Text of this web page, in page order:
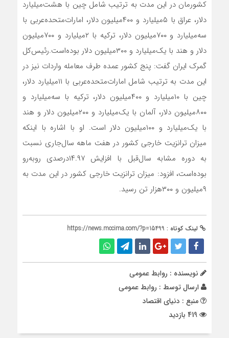
کشورمان در این مدت به ترتیب شامل چین با هشت‌میلیارد
دلار، عراق با ۵‌میلیارد و ۴۰۰‌میلیون دلار، امارات‌متحده‌عربی با
سه‌میلیارد و ۷۰۰‌میلیون دلار، ترکیه با ۲‌میلیارد و ۷۰۰‌میلیون
دلار و هند با یک‌میلیارد و ۳۰۰‌میلیون دلار بوده‌است.رئیس‌کل
گمرک ایران گفت: پنج کشور عمده طرف معامله واردات نیز در
این مدت به ترتیب شامل امارات‌متحده‌عربی با ۱۱‌میلیارد دلار،
چین با ۱۰‌میلیارد و ۴۰۰‌میلیون دلار، ترکیه با سه‌میلیارد و
۸۰۰‌میلیون دلار، آلمان با یک‌میلیارد و ۲۰۰‌میلیون دلار و هند
با یک‌میلیارد و ۱۰۰‌میلیون دلار است. او با اشاره با اینکه
میزان ترانزیت خارجی کشور در هفت ماهه سال‌جاری نسبت
به دوره مشابه سال‌قبل با افزایش ۱۴.۹۷‌درصدی روبه‌رو
بوده‌است، افزود: میزان ترانزیت خارجی کشور در این مدت به
۹‌میلیون و ۳۰۰‌هزار‌ تن رسید.
لینک کوتاه : https://news.mccima.com/?p=15499
نویسنده : روابط عمومی
ارسال توسط : روابط عمومی
منبع : دنیای اقتصاد